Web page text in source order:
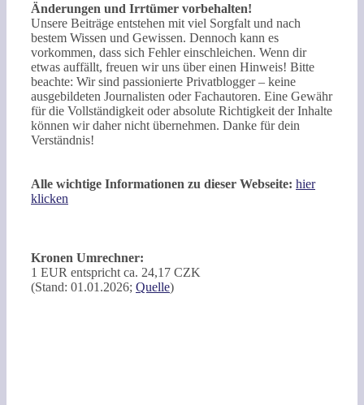
Änderungen und Irrtümer vorbehalten!
Unsere Beiträge entstehen mit viel Sorgfalt und nach
bestem Wissen und Gewissen. Dennoch kann es
vorkommen, dass sich Fehler einschleichen. Wenn dir
etwas auffällt, freuen wir uns über einen Hinweis! Bitte
beachte: Wir sind passionierte Privatblogger – keine
ausgebildeten Journalisten oder Fachautoren. Eine Gewähr
für die Vollständigkeit oder absolute Richtigkeit der Inhalte
können wir daher nicht übernehmen. Danke für dein
Verständnis!
Alle wichtige Informationen zu dieser Webseite: hier
klicken
Kronen Umrechner:
1 EUR entspricht ca. 24,17 CZK
(Stand: 01.01.2026; Quelle)